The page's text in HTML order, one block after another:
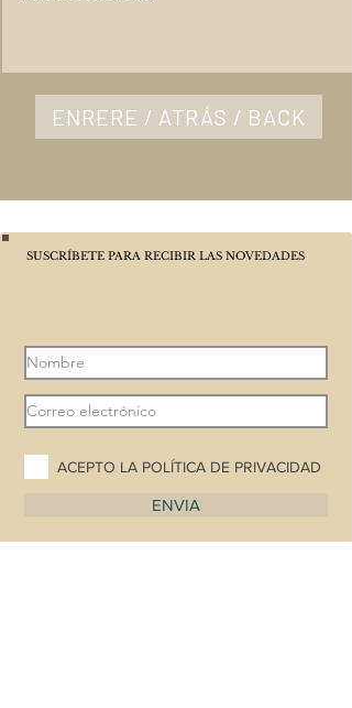
ENRERE / ATRÁS / BACK
SUSCRÍBETE PARA RECIBIR LAS NOVEDADES
ACEPTO LA POLÍTICA DE PRIVACIDAD
ENVIA